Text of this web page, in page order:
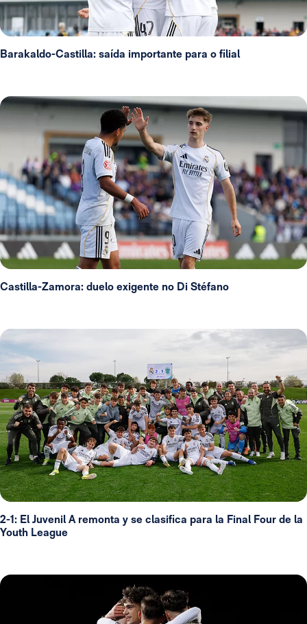
Barakaldo-Castilla: saída importante para o filial
Castilla-Zamora: duelo exigente no Di Stéfano
2-1: El Juvenil A remonta y se clasifica para la Final Four de la
Youth League